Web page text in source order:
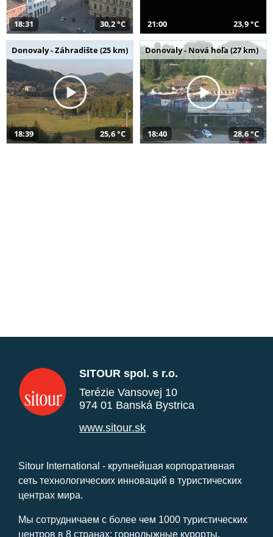
18:31 30,2 °C 21:00 23,9 °C
Donovaly - Záhradište (25 km)
18:39 25,6 °C
Donovaly - Nová hoľa (27 km)
18:40 28,6 °C
SITOUR spol. s r.o.
Terézie Vansovej 10
974 01 Banská Bystrica
www.sitour.sk
Sitour International - крупнейшая корпоративная
сеть технологических инноваций в туристических
центрах мира.
Мы сотрудничаем с более чем 1000 туристических
центров в 8 странах: горнолыжные курорты,